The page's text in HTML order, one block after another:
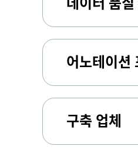
데이터 품질
어노테이션
구축 업체